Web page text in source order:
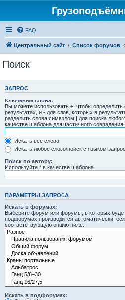
FAQ
Центральный сайт Список форумов
Поиск
ЗАПРОС
Ключевые слова:
Вы можете использовать + , чтобы
результатах, и - для слов, которых в
разделить слова символом | для поиска
качестве шаблона для частичного совпадения.
Искать все слова
Искать любое слово/поиск с языком
Поиск по автору:
Используйте * в качестве шаблона.
ПАРАМЕТРЫ ЗАПРОСА
Искать в форумах:
Выберите форум или форумы, в которых
подфорумах производится автоматически,
соответствующую опцию ниже.
Искать в подфорумах: